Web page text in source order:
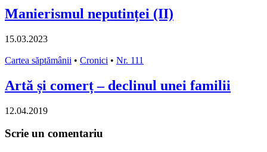
Manierismul neputinței (II)
15.03.2023
Cartea săptămânii • Cronici • Nr. 111
Artă și comerț – declinul unei familii
12.04.2019
Scrie un comentariu